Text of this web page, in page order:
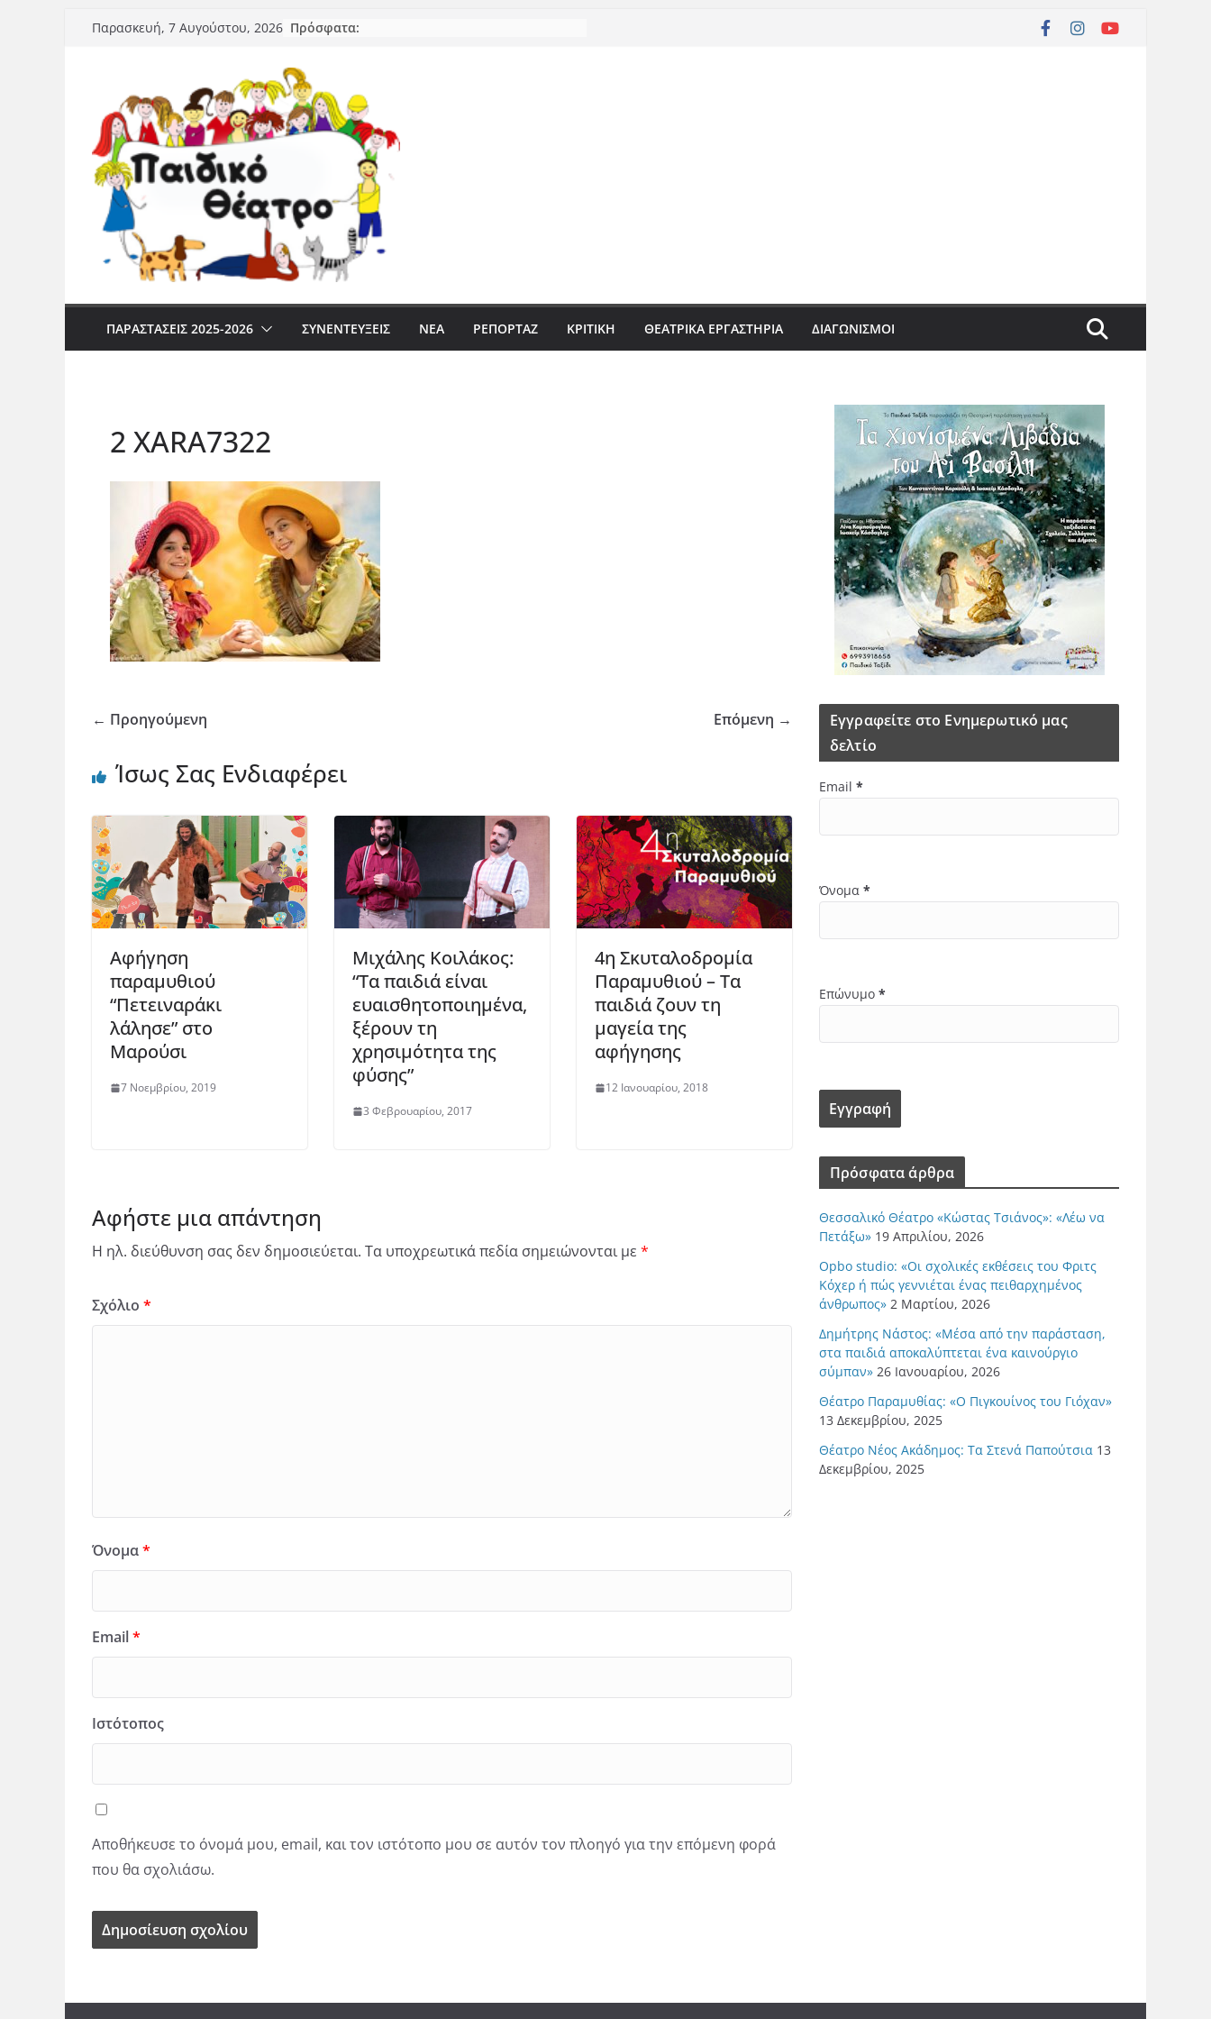
Μετάβαση
Παρασκευή, 7 Αυγούστου, 2026 Πρόσφατα:
ΠΑΡΑΣΤΆΣΕΙΣ 2025-2026 ΣΥΝΕΝΤΕΥΞΕΙΣ ΝΈΑ ΡΕΠΟΡΤΆΖ ΚΡΙΤΙΚΗ ΘΕΑΤΡΙΚΑ ΕΡΓΑΣΤΗΡΙΑ ΔΙΑΓΩΝΙΣΜΟΙ
2 XARA7322
← Προηγούμενη Επόμενη →
Ίσως Σας Ενδιαφέρει
Αφήγηση
παραμυθιού
“Πετειναράκι
λάλησε” στο
Μαρούσι
7 Νοεμβρίου, 2019
Μιχάλης Κοιλάκος:
“Τα παιδιά είναι
ευαισθητοποιημένα,
ξέρουν τη
χρησιμότητα της
φύσης”
3 Φεβρουαρίου, 2017
4η Σκυταλοδρομία
Παραμυθιού – Τα
παιδιά ζουν τη
μαγεία της
αφήγησης
12 Ιανουαρίου, 2018
Αφήστε μια απάντηση
Η ηλ. διεύθυνση σας δεν δημοσιεύεται. Τα υποχρεωτικά πεδία σημειώνονται με *
Σχόλιο *
Όνομα*
Email*
Ιστότοπος
Αποθήκευσε το όνομά μου, email, και τον ιστότοπο μου σε αυτόν τον πλοηγό για την επόμενη φορά
που θα σχολιάσω.
Εγγραφείτε στο Ενημερωτικό μας
δελτίο
Email *
Όνομα *
Επώνυμο *
Πρόσφατα άρθρα
Θεσσαλικό Θέατρο «Κώστας Τσιάνος»: «Λέω να
Πετάξω» 19 Απριλίου, 2026
Opbo studio: «Οι σχολικές εκθέσεις του Φριτς
Κόχερ ή πώς γεννιέται ένας πειθαρχημένος
άνθρωπος» 2 Μαρτίου, 2026
Δημήτρης Νάστος: «Μέσα από την παράσταση,
στα παιδιά αποκαλύπτεται ένα καινούργιο
σύμπαν» 26 Ιανουαρίου, 2026
Θέατρο Παραμυθίας: «Ο Πιγκουίνος του Γιόχαν»
13 Δεκεμβρίου, 2025
Θέατρο Νέος Ακάδημος: Τα Στενά Παπούτσια 13
Δεκεμβρίου, 2025